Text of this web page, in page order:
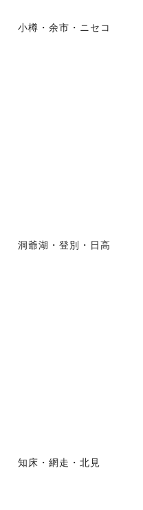
小樽・余市・ニセコ
洞爺湖・登別・日高
知床・網走・北見